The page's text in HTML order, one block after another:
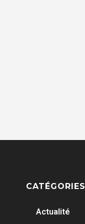
CATÉGORIES
Actualité